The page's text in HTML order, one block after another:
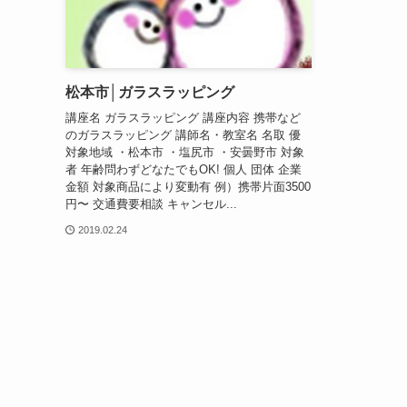
松本市│ガラスラッピング
講座名 ガラスラッピング 講座内容 携帯など
のガラスラッピング 講師名・教室名 名取 優
対象地域 ・松本市 ・塩尻市 ・安曇野市 対象
者 年齢問わずどなたでもOK! 個人 団体 企業
金額 対象商品により変動有 例）携帯片面3500
円〜 交通費要相談 キャンセル...
2019.02.24